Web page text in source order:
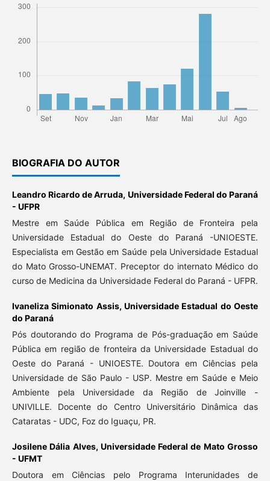
BIOGRAFIA DO AUTOR
Leandro Ricardo de Arruda, Universidade Federal do Paraná
- UFPR
Mestre em Saúde Pública em Região de Fronteira pela
Universidade Estadual do Oeste do Paraná -UNIOESTE.
Especialista em Gestão em Saúde pela Universidade Estadual
do Mato Grosso-UNEMAT. Preceptor do internato Médico do
curso de Medicina da Universidade Federal do Paraná - UFPR.
Ivaneliza Simionato Assis, Universidade Estadual do Oeste
do Paraná
Pós doutorando do Programa de Pós-graduação em Saúde
Pública em região de fronteira da Universidade Estadual do
Oeste do Paraná - UNIOESTE. Doutora em Ciências pela
Universidade de São Paulo - USP. Mestre em Saúde e Meio
Ambiente pela Universidade da Região de Joinville -
UNIVILLE. Docente do Centro Universitário Dinâmica das
Cataratas - UDC, Foz do Iguaçu, PR.
Josilene Dália Alves, Universidade Federal de Mato Grosso
- UFMT
Doutora em Ciências pelo Programa Interunidades de